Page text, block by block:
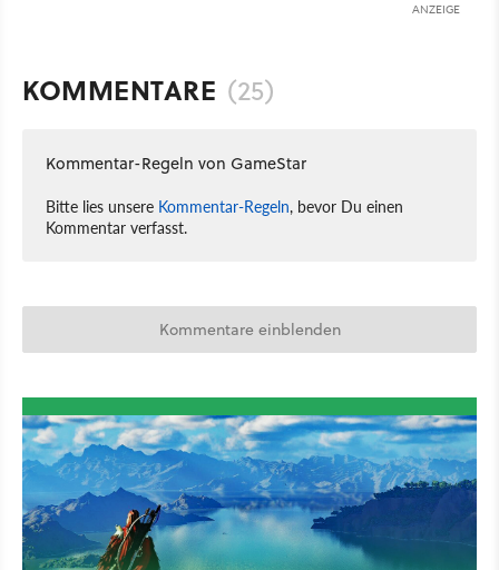
ANZEIGE
KOMMENTARE (25)
Kommentar-Regeln von GameStar
Bitte lies unsere Kommentar-Regeln, bevor Du einen
Kommentar verfasst.
Kommentare einblenden